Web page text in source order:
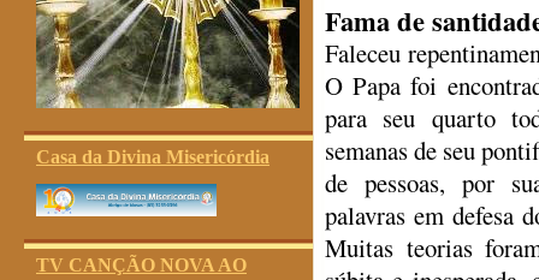
Casa da Divina Misericórdia
TV CANÇÃO NOVA AO
Fama de
Faleceu
O Papa foi
para seu quarto
semanas de seu
de pessoas, por
palavras em defesa
Muitas teorias